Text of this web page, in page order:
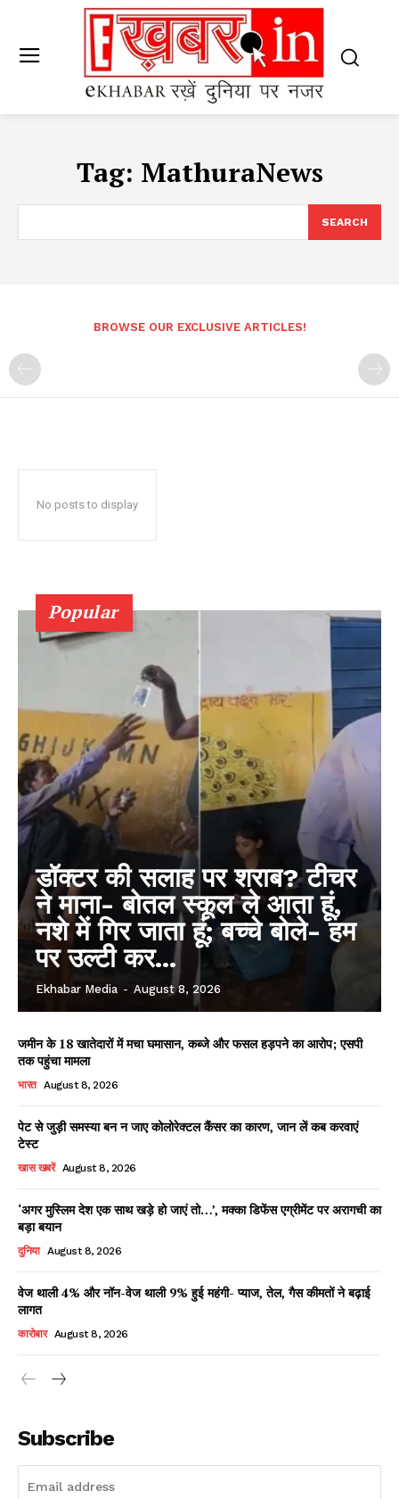
Tag: MathuraNews
SEARCH
BROWSE OUR EXCLUSIVE ARTICLES!
No posts to display
Popular
डॉक्टर की सलाह पर शराब? टीचर
ने माना- बोतल स्कूल ले आता हूं,
नशे में गिर जाता हूं; बच्चे बोले- हम
पर उल्टी कर...
Ekhabar Media - August 8, 2026
जमीन के 18 खातेदारों में मचा घमासान, कब्जे और फसल हड़पने का आरोप; एसपी
तक पहुंचा मामला
भारत August 8, 2026
पेट से जुड़ी समस्या बन न जाए कोलोरेक्टल कैंसर का कारण, जान लें कब करवाएं
टेस्ट
खास खबरें August 8, 2026
‘अगर मुस्लिम देश एक साथ खड़े हो जाएं तो…’, मक्का डिफेंस एग्रीमेंट पर अरागची का
बड़ा बयान
दुनिया August 8, 2026
वेज थाली 4% और नॉन-वेज थाली 9% हुई महंगी- प्याज, तेल, गैस कीमतों ने बढ़ाई
लागत
कारोबार August 8, 2026
Subscribe